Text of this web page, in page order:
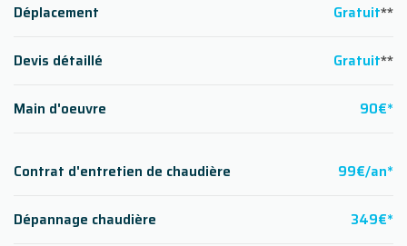
Déplacement Gratuit**
Devis détaillé Gratuit**
Main d'oeuvre 90€*
Contrat d'entretien de chaudière 99€/an*
Dépannage chaudière 349€*